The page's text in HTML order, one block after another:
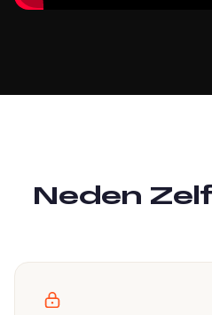
Neden